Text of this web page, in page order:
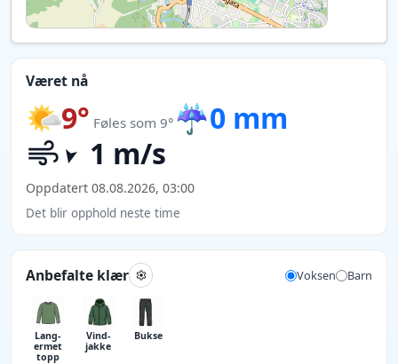
Været nå
9° Føles som 9° ☔0 mm
1 m/s
Oppdatert 08.08.2026, 03:00
Det blir opphold neste time
Anbefalte klær Voksen Barn
Lang­
ermet
topp
Vind­
jakke
Bukse